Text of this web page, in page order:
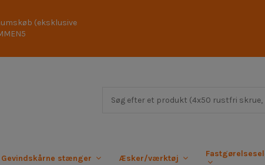
(eksklusive
Gevindskårne stænger Æsker/værktøj